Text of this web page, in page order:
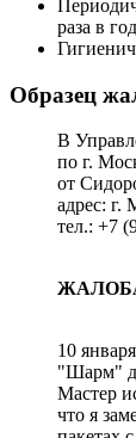
раза в год
Образец
В
по г.
от
адрес: г.
тел.: +7
10
"Шарм"
Мастер
что я